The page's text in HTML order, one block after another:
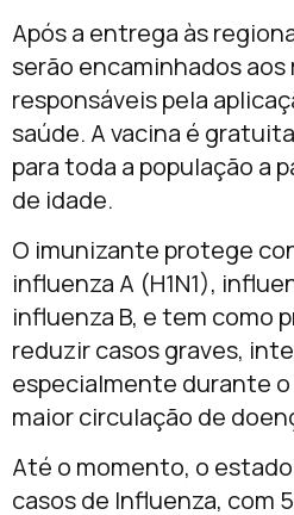
Após a entrega às
serão encaminhados aos
responsáveis pela
saúde. A vacina é
para toda a população a
de idade.
O imunizante protege
influenza A (H1N1),
influenza B, e tem como
reduzir casos graves,
especialmente durante
maior circulação de
Até o momento, o
casos de Influenza, com